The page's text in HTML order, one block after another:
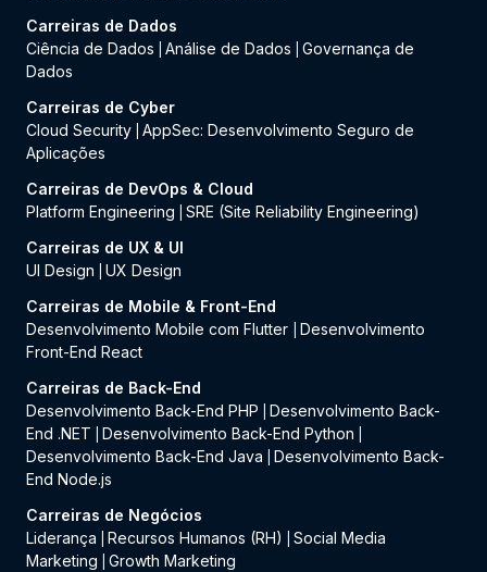
Carreiras de Dados
Ciência de Dados
Análise de Dados
Governança de
Dados
Carreiras de Cyber
Cloud Security AppSec: Desenvolvimento Seguro de
Aplicações
Carreiras de DevOps & Cloud
Platform Engineering
SRE (Site Reliability Engineering)
Carreiras de UX & UI
UI Design
UX Design
Carreiras de Mobile & Front-End
Desenvolvimento Mobile com Flutter
Desenvolvimento
Front-End React
Carreiras de Back-End
Desenvolvimento Back-End PHP
Desenvolvimento Back-
End .NET
Desenvolvimento Back-End Python
Desenvolvimento Back-End Java
Desenvolvimento Back-
End Node.js
Carreiras de Negócios
Liderança
Recursos Humanos (RH)
Social Media
Marketing
Growth Marketing